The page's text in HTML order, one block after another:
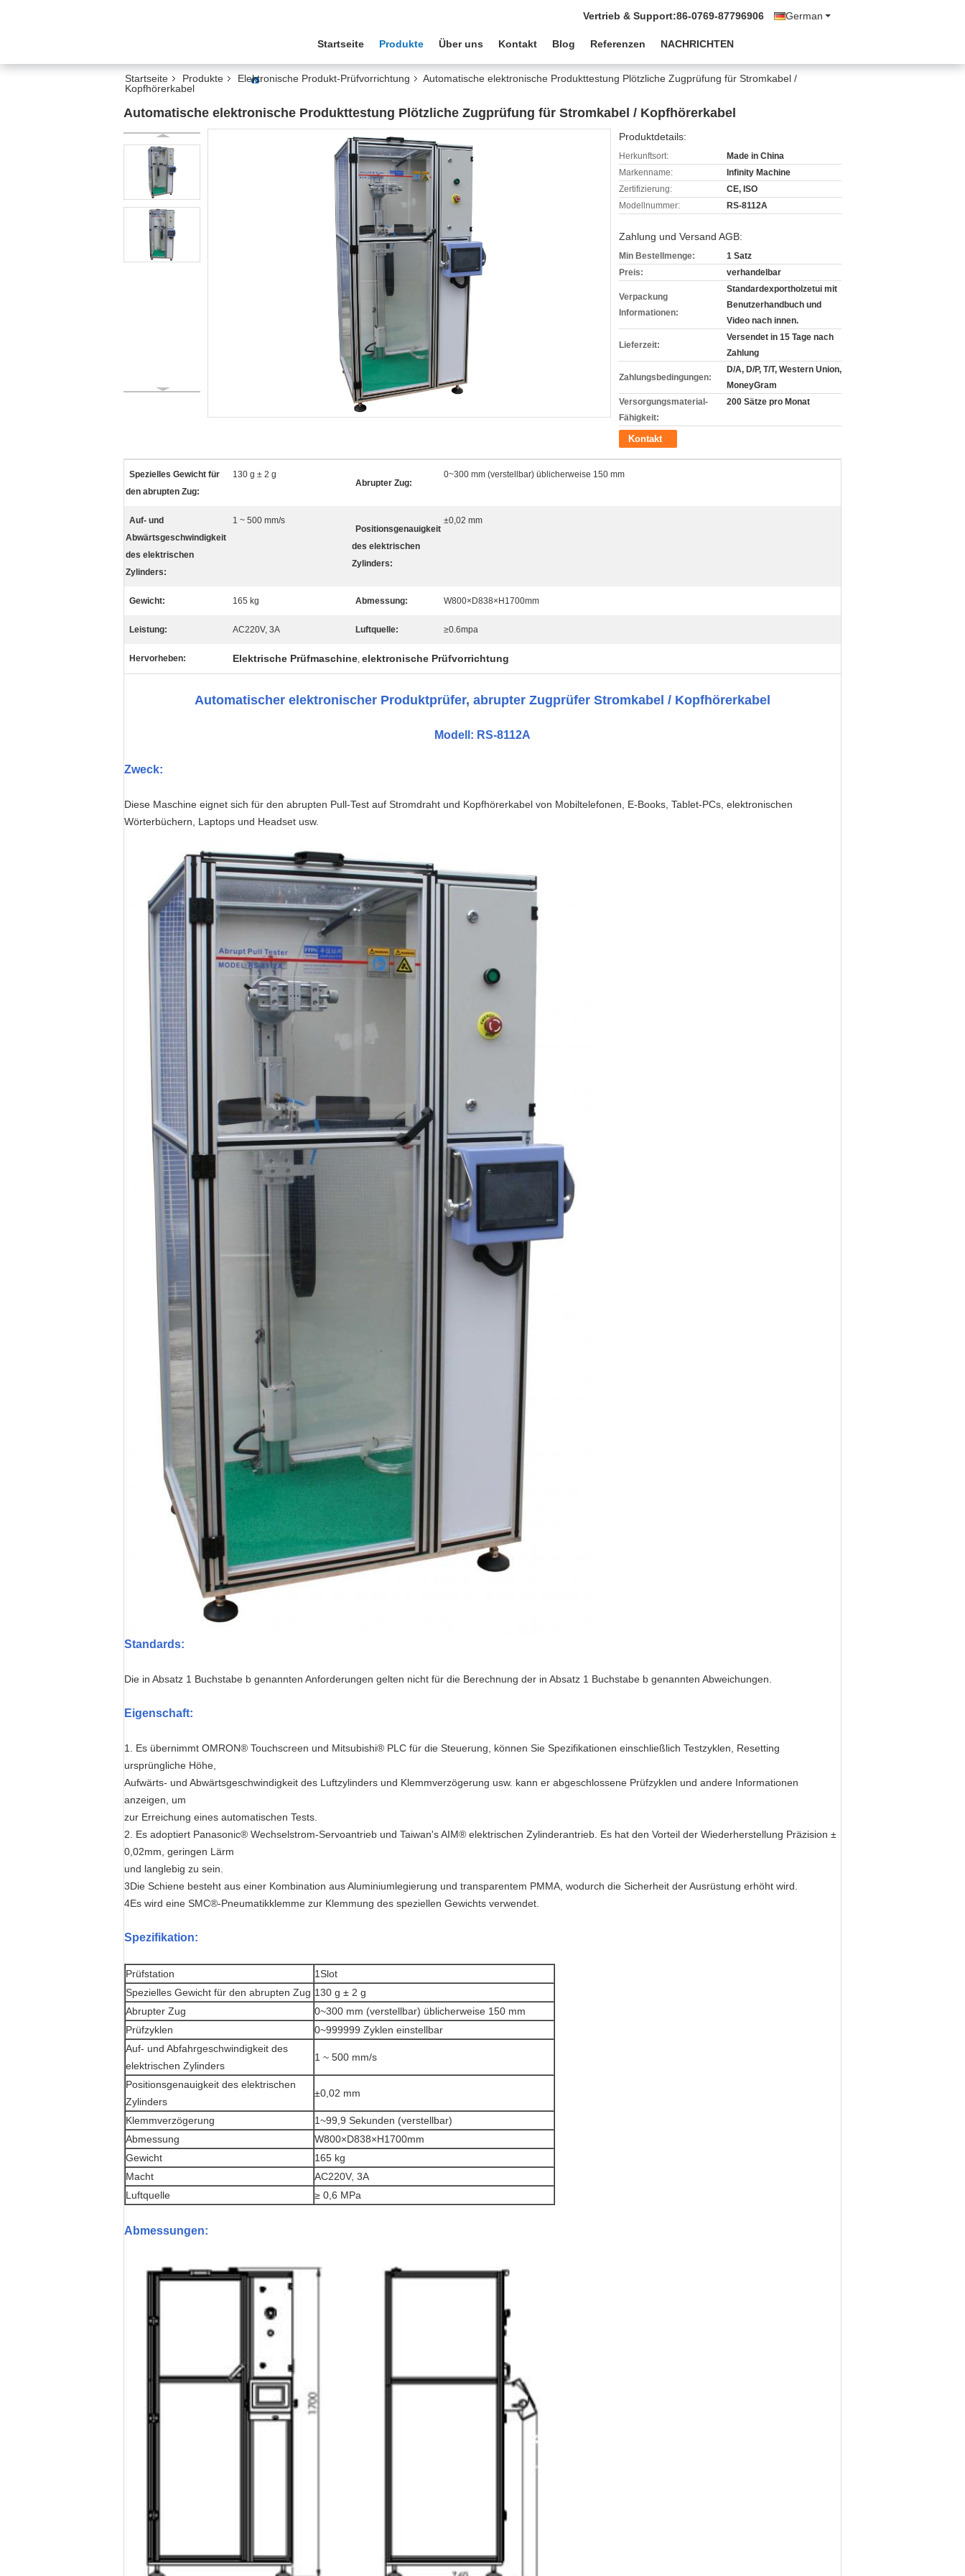
German
Vertrieb & Support:86-0769-87796906
Startseite Produkte Über uns Kontakt Blog Referenzen NACHRICHTEN
Startseite Produkte Elektronische Produkt-Prüfvorrichtung
Automatische elektronische Produkttestung Plötzliche Zugprüfung für Stromkabel /
Kopfhörerkabel
Automatische elektronische Produkttestung Plötzliche Zugprüfung für Stromkabel / Kopfhörerkabel
Produktdetails:
Herkunftsort:
Made in China
Markenname:
Infinity Machine
Zertifizierung:
CE, ISO
Modellnummer:
RS-8112A
Zahlung und Versand AGB:
Min Bestellmenge:
1 Satz
Preis:
verhandelbar
Verpackung
Informationen:
Standardexportholzetui mit
Benutzerhandbuch und
Video nach innen.
Lieferzeit:
Versendet in 15 Tage nach
Zahlung
Zahlungsbedingungen:
D/A, D/P, T/T, Western Union,
MoneyGram
Versorgungsmaterial-
Fähigkeit:
200 Sätze pro Monat
Kontakt
Spezielles Gewicht für
den abrupten Zug:
130 g ± 2 g
Abrupter Zug:
0~300 mm (verstellbar) üblicherweise 150 mm
Auf- und
Abwärtsgeschwindigkeit
des elektrischen
Zylinders:
1 ~ 500 mm/s
Positionsgenauigkeit
des elektrischen
Zylinders:
±0,02 mm
Gewicht: 165 kg Abmessung: W800×D838×H1700mm
Leistung: AC220V, 3A Luftquelle: ≥0.6mpa
Hervorheben: Elektrische Prüfmaschine, elektronische Prüfvorrichtung
Automatischer elektronischer Produktprüfer, abrupter Zugprüfer Stromkabel / Kopfhörerkabel
Modell: RS-8112A
Zweck:
Diese Maschine eignet sich für den abrupten Pull-Test auf Stromdraht und Kopfhörerkabel von Mobiltelefonen, E-Books, Tablet-PCs, elektronischen
Wörterbüchern, Laptops und Headset usw.
Standards:
Die in Absatz 1 Buchstabe b genannten Anforderungen gelten nicht für die Berechnung der in Absatz 1 Buchstabe b genannten Abweichungen.
Eigenschaft:
1. Es übernimmt OMRON® Touchscreen und Mitsubishi® PLC für die Steuerung, können Sie Spezifikationen einschließlich Testzyklen, Resetting
ursprüngliche Höhe,
Aufwärts- und Abwärtsgeschwindigkeit des Luftzylinders und Klemmverzögerung usw. kann er abgeschlossene Prüfzyklen und andere Informationen
anzeigen, um
zur Erreichung eines automatischen Tests.
2. Es adoptiert Panasonic® Wechselstrom-Servoantrieb und Taiwan's AIM® elektrischen Zylinderantrieb. Es hat den Vorteil der Wiederherstellung Präzision ±
0,02mm, geringen Lärm
und langlebig zu sein.
3Die Schiene besteht aus einer Kombination aus Aluminiumlegierung und transparentem PMMA, wodurch die Sicherheit der Ausrüstung erhöht wird.
4Es wird eine SMC®-Pneumatikklemme zur Klemmung des speziellen Gewichts verwendet.
Spezifikation:
Prüfstation
1Slot
Spezielles Gewicht für den abrupten Zug 130 g ± 2 g
Abrupter Zug
0~300 mm (verstellbar) üblicherweise 150 mm
Prüfzyklen
0~999999 Zyklen einstellbar
Auf- und Abfahrgeschwindigkeit des
elektrischen Zylinders
1 ~ 500 mm/s
Positionsgenauigkeit des elektrischen
Zylinders
±0,02 mm
Klemmverzögerung
1~99,9 Sekunden (verstellbar)
Abmessung
W800×D838×H1700mm
Gewicht
165 kg
Macht
AC220V, 3A
Luftquelle
≥ 0,6 MPa
Abmessungen: